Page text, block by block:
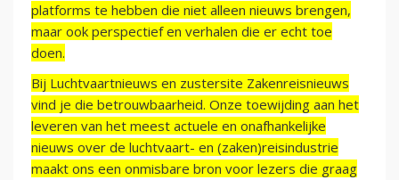
platforms te hebben die niet alleen nieuws brengen,
maar ook perspectief en verhalen die er echt toe
doen.
Bij Luchtvaartnieuws en zustersite Zakenreisnieuws
vind je die betrouwbaarheid. Onze toewijding aan het
leveren van het meest actuele en onafhankelijke
nieuws over de luchtvaart- en (zaken)reisindustrie
maakt ons een onmisbare bron voor lezers die graag